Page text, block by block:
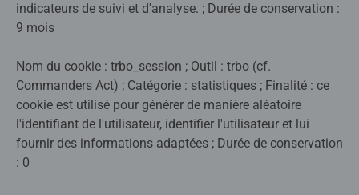
indicateurs de suivi et d'analyse. ; Durée de conservation :
9 mois
Nom du cookie : trbo_session ; Outil : trbo (cf.
Commanders Act) ; Catégorie : statistiques ; Finalité : ce
cookie est utilisé pour générer de manière aléatoire
l'identifiant de l'utilisateur, identifier l'utilisateur et lui
fournir des informations adaptées ; Durée de conservation
: 0